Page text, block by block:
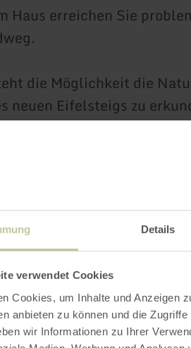
Details
verwendet Cookies
Cookies, um Inhalte und Anzeigen
anbieten zu können und die
wir Informationen zu Ihrer
Haus erreichen Sie
die Möglichkeit die
neuen Eifelsteigs zu
Ortes Zilsdorf befindet
hinein zu gehen.
kostenlos vorhanden.
wir Ihnen weitere Tipps
Urlaub.